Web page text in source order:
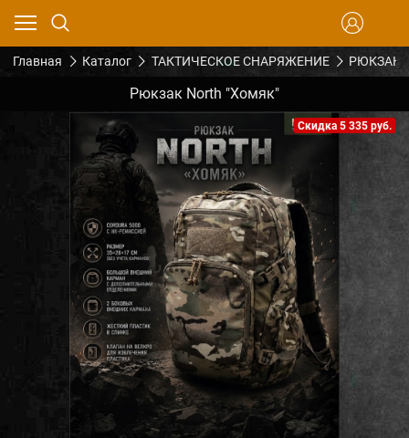
Главная Каталог ТАКТИЧЕСКОЕ СНАРЯЖЕНИЕ
Рюкзак North "Хомяк"
Скидка 5 335 руб.